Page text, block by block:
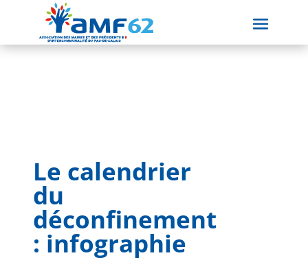
Le calendrier
du
déconfinement
: infographie